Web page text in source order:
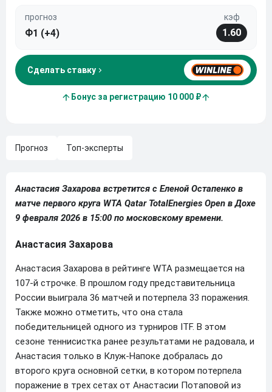
прогноз
Ф1 (+4)
кэф
1.60
Сделать ставку
Бонус за регистрацию 10 000 ₽
Прогноз Топ-эксперты
Анастасия Захарова встретится с Еленой Остапенко в
матче первого круга WTA Qatar TotalEnergies Open в Дохе
9 февраля 2026 в 15:00 по московскому времени.
Анастасия Захарова
Анастасия Захарова в рейтинге WTA размещается на
107-й строчке. В прошлом году представительница
России выиграла 36 матчей и потерпела 33 поражения.
Также можно отметить, что она стала
победительницей одного из турниров ITF. В этом
сезоне теннисистка ранее результатами не радовала, и
Анастасия только в Клуж-Напоке добралась до
второго круга основной сетки, в котором потерпела
поражение в трех сетах от Анастасии Потаповой из